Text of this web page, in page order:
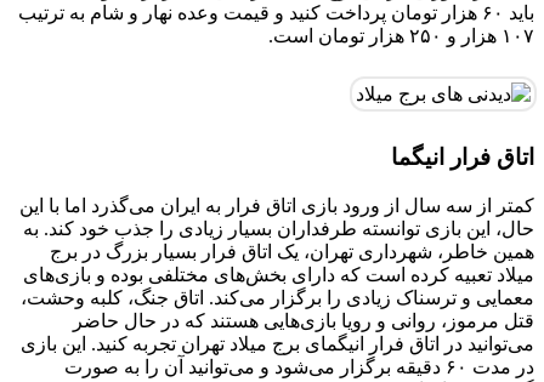
باید ۶۰ هزار تومان پرداخت کنید و قیمت وعده نهار و شام به ترتیب
۱۰۷ هزار و ۲۵۰ هزار تومان است.
اتاق فرار انیگما
کمتر از سه سال از ورود بازی اتاق فرار به ایران می‌گذرد اما با این
حال، این بازی توانسته طرفداران بسیار زیادی را جذب خود کند. به
همین خاطر، شهرداری تهران، یک اتاق فرار بسیار بزرگ در برج
میلاد تعبیه کرده است که دارای بخش‌های مختلفی بوده و بازی‌های
معمایی و ترسناک زیادی را برگزار می‌کند. اتاق جنگ، کلبه وحشت،
قتل مرموز، روانی و رویا بازی‌هایی هستند که در حال حاضر
می‌توانید در اتاق فرار انیگمای برج میلاد تهران تجربه کنید. این بازی
در مدت ۶۰ دقیقه برگزار می‌شود و می‌توانید آن را به صورت